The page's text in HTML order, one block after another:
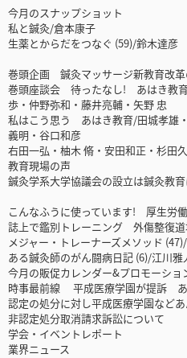
今月のスナップショット
私と鍼灸/倉本康子
生薬とからだをつなぐ (59)/鈴木達彦
巻頭企画 鍼灸マッサージ新教育改革
巻頭座談会 待ったなし! あはき教
歩・仲野弥和・藤井亮輔・矢野 忠
私はこう思う あはき教育/田城孝雄
義明・谷口和彦
右田一弘・柚木 脩・安田和正・杉田
教育現場の声
鍼灸学系大学協議会の設立は鍼灸教
こんなふうに使っています! 厚生労
誌上で鑑別トレーニング 外傷整復
メジャー・トレーナーズメソッド
ある鍼灸師のがん闘病日記 (6)/江川雅
今月の販促カレンダー&プロモーショ
時事最前線 平成医療学園が提訴 あ
認定の処分に対し平成医療学園など
非認定処分取消請求訴訟について
学会・イベントレポート
業界ニュース